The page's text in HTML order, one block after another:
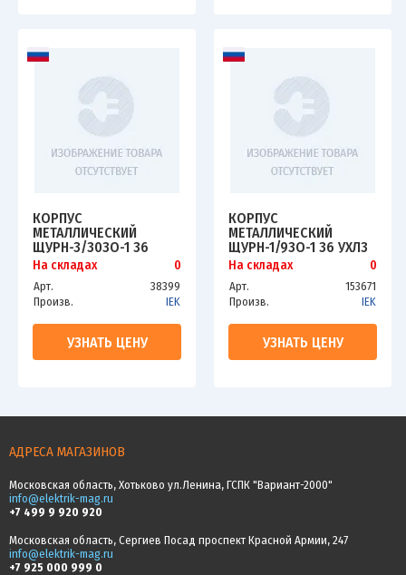
КОРПУС
МЕТАЛЛИЧЕСКИЙ
ЩУРН-3/30ЗО-1 36
УХЛ3 IP31 ИЭК MKM35-
N-30-1-31-ZO
На складах 0
Арт.
38399
Произв.
IEK
УЗНАТЬ ЦЕНУ
КОРПУС
МЕТАЛЛИЧЕСКИЙ
ЩУРН-1/9ЗО-1 36 УХЛ3
IP31 ИЭК MKM22-N-09-
На складах 0
Арт.
153671
Произв.
IEK
УЗНАТЬ ЦЕНУ
АДРЕСА МАГАЗИНОВ
Московская область, Хотьково ул.Ленина, ГСПК "Вариант-2000"
info@elektrik-mag.ru
+7 499 9 920 920
Московская область, Сергиев Посад проспект Красной Армии, 247
info@elektrik-mag.ru
+7 925 000 999 0